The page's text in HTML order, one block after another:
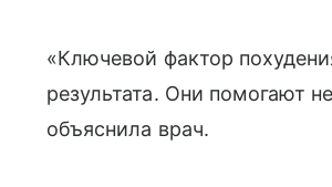
«Ключевой фактор
результата. Они помогают
объяснила врач.